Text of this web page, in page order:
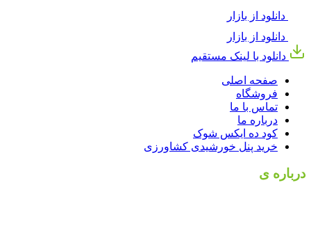
دانلود از بازار
دانلود از بازار
دانلود با لینک مستقیم
صفحه اصلی
فروشگاه
تماس با ما
درباره ما
کود ده ایکس شوک
خرید پنل خورشیدی کشاورزی
درباره ی